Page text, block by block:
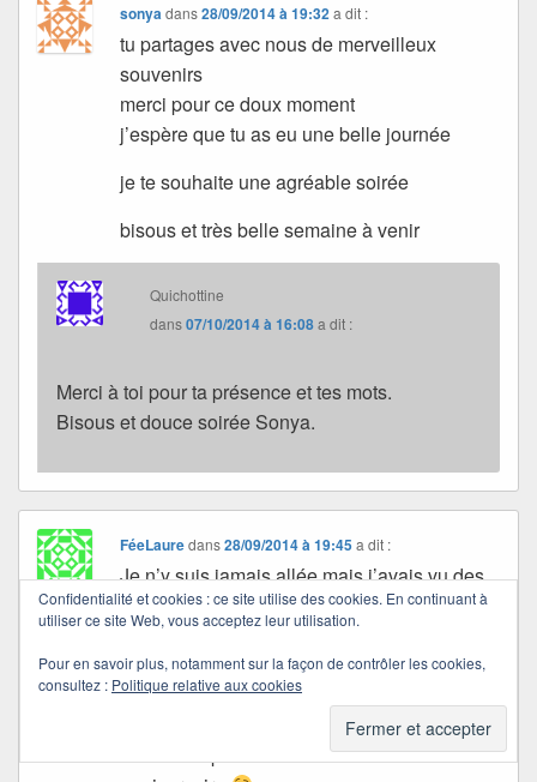
sonyadans28/09/2014 à 19:32 a dit :
tu partages avec nous de merveilleux
souvenirs
merci pour ce doux moment
j’espère que tu as eu une belle journée
je te souhaite une agréable soirée
bisous et très belle semaine à venir
Quichottine
dans07/10/2014 à 16:08a dit :
Merci à toi pour ta présence et tes mots.
Bisous et douce soirée Sonya.
FéeLauredans28/09/2014 à 19:45 a dit :
Je n’y suis jamais allée mais j’avais vu des
photos d’amis qui s’étaient rendu à Venise
et Burano, c’est magnifique toutes ces
maisons colorées j’adore. le tour en gondole
est exhorbitant c’est dommage
Un grand merci pour être passée chez mon
amie Véro pour lui souhaiter son
Confidentialité et cookies : ce site utilise des cookies. En continuant à
utiliser ce site Web, vous acceptez leur utilisation.
Pour en savoir plus, notamment sur la façon de contrôler les cookies,
consultez : Politique relative aux cookies